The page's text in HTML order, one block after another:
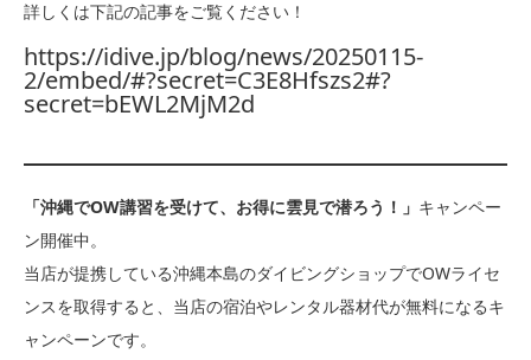
詳しくは下記の記事をご覧ください！
https://idive.jp/blog/news/20250115-
2/embed/#?secret=C3E8Hfszs2#?
secret=bEWL2MjM2d
「沖縄でOW講習を受けて、お得に雲見で潜ろう！」 キャンペー
ン開催中。
当店が提携している沖縄本島のダイビングショップでOWライセ
ンスを取得すると、当店の宿泊やレンタル器材代が無料になるキ
ャンペーンです。